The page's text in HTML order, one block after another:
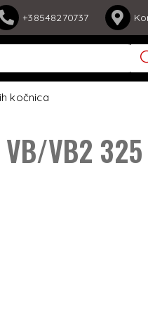
+38548270737
kočnica
VB/VB2